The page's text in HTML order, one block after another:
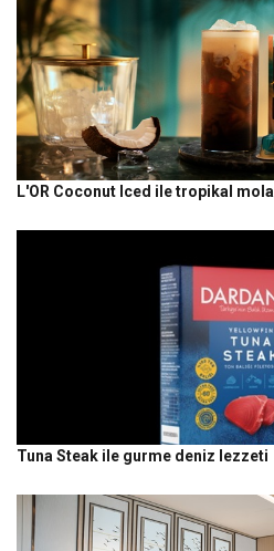
L'OR Coconut Iced ile tropikal mola
Tuna Steak ile gurme deniz lezzeti